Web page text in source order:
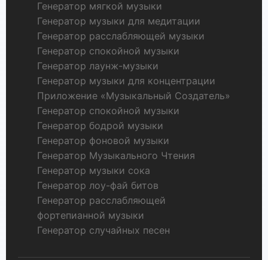
Генератор мягкой музыки
Генератор музыки для медитации
Генератор расслабляющей музыки
Генератор спокойной музыки
Генератор лаунж-музыки
Генератор музыки для концентрации
Приложение «Музыкальный Создатель»
Генератор спокойной музыки
Генератор бодрой музыки
Генератор фоновой музыки
Генератор Музыкального Чтения
Генератор музыки сока
Генератор лоу-фай битов
Генератор расслабляющей
фортепианной музыки
Генератор случайных песен